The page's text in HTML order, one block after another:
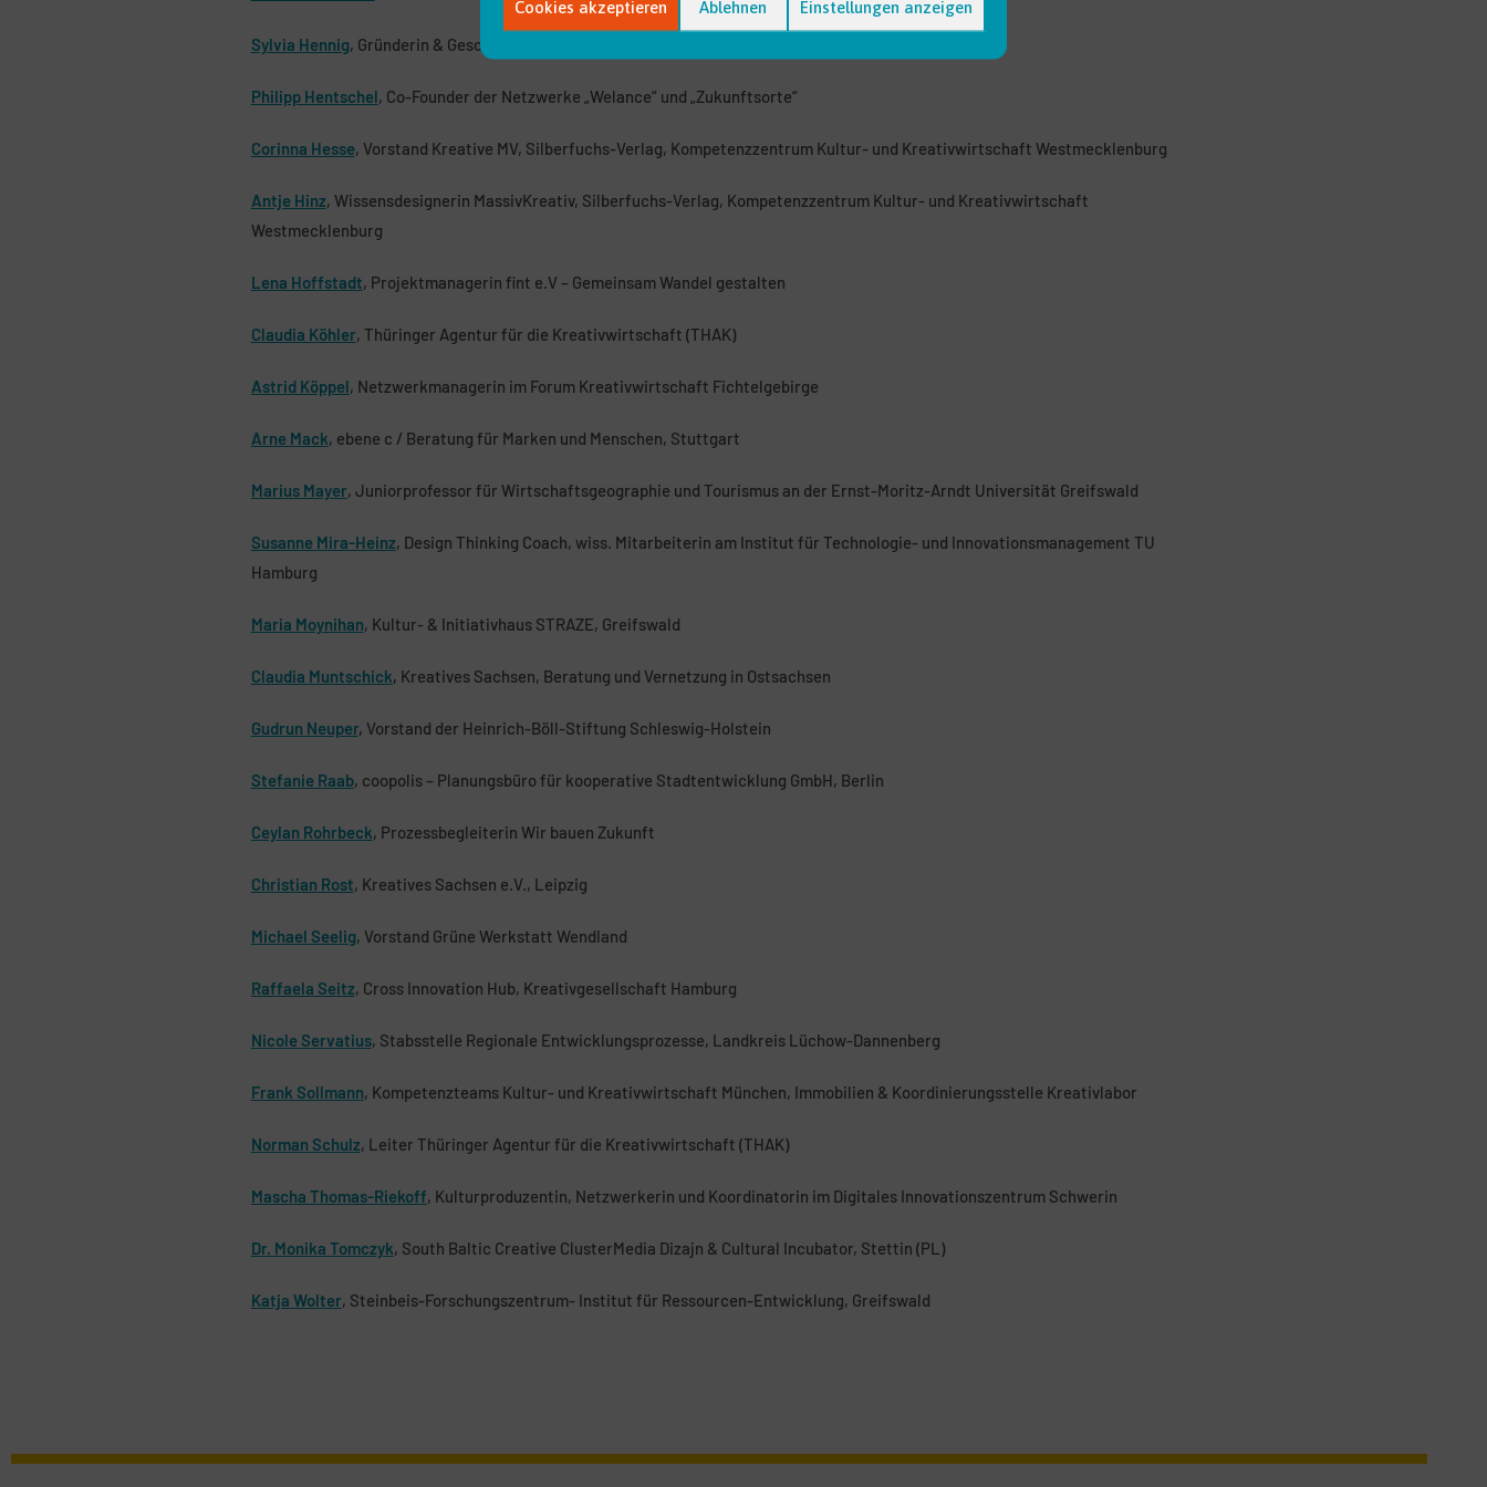
Cookies akzeptieren Ablehnen Einstellungen anzeigen
Sylvia Hennig, Gründerin & Geschäftsführerin neuland21
Philipp Hentschel, Co-Founder der Netzwerke „Welance“ und „Zukunftsorte“
Corinna Hesse, Vorstand Kreative MV, Silberfuchs-Verlag, Kompetenzzentrum Kultur- und Kreativwirtschaft Westmecklenburg
Antje Hinz, Wissensdesignerin MassivKreativ, Silberfuchs-Verlag, Kompetenzzentrum Kultur- und Kreativwirtschaft
Westmecklenburg
Lena Hoffstadt, Projektmanagerin fint e.V – Gemeinsam Wandel gestalten
Claudia Köhler, Thüringer Agentur für die Kreativwirtschaft (THAK)
Astrid Köppel, Netzwerkmanagerin im Forum Kreativwirtschaft Fichtelgebirge
Arne Mack, ebene c / Beratung für Marken und Menschen, Stuttgart
Marius Mayer, Juniorprofessor für Wirtschaftsgeographie und Tourismus an der Ernst-Moritz-Arndt Universität Greifswald
Susanne Mira-Heinz, Design Thinking Coach, wiss. Mitarbeiterin am Institut für Technologie- und Innovationsmanagement TU
Hamburg
Maria Moynihan, Kultur- & Initiativhaus STRAZE, Greifswald
Claudia Muntschick, Kreatives Sachsen, Beratung und Vernetzung in Ostsachsen
Gudrun Neuper, Vorstand der Heinrich-Böll-Stiftung Schleswig-Holstein
Stefanie Raab, coopolis – Planungsbüro für kooperative Stadtentwicklung GmbH, Berlin
Ceylan Rohrbeck, Prozessbegleiterin Wir bauen Zukunft
Christian Rost, Kreatives Sachsen e.V., Leipzig
Michael Seelig, Vorstand Grüne Werkstatt Wendland
Raffaela Seitz, Cross Innovation Hub, Kreativgesellschaft Hamburg
Nicole Servatius, Stabsstelle Regionale Entwicklungsprozesse, Landkreis Lüchow-Dannenberg
Frank Sollmann, Kompetenzteams Kultur- und Kreativwirtschaft München, Immobilien & Koordinierungsstelle Kreativlabor
Norman Schulz, Leiter Thüringer Agentur für die Kreativwirtschaft (THAK)
Mascha Thomas-Riekoff, Kulturproduzentin, Netzwerkerin und Koordinatorin im Digitales Innovationszentrum Schwerin
Dr. Monika Tomczyk, South Baltic Creative ClusterMedia Dizajn & Cultural Incubator, Stettin (PL)
Katja Wolter, Steinbeis-Forschungszentrum- Institut für Ressourcen-Entwicklung, Greifswald